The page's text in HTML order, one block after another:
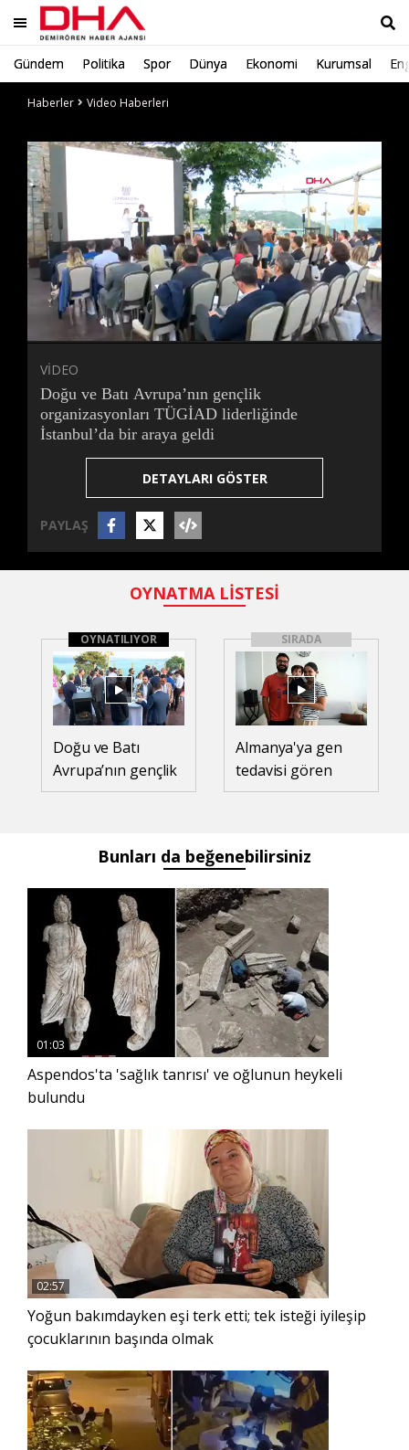
Gündem Politika Spor Dünya Ekonomi Kurumsal
Haberler
Video Haberleri
Süre
/
Toplam
Süre Yüklendi
0%
Yükleniyor
0%
VİDEO
Doğu ve Batı Avrupa’nın gençlik
organizasyonları TÜGİAD liderliğinde
İstanbul’da bir araya geldi
DETAYLARI GÖSTER
PAYLAŞ
OYNATMA LİSTESİ
OYNATILIYOR
Doğu ve Batı
Avrupa’nın gençlik
organizasyonları
İstanbul’da bir
araya geldi
SIRADA
Almanya'ya gen
tedavisi gören
SMA'lı Teoman
Bunları da beğenebilirsiniz
01:03
Aspendos'ta 'sağlık tanrısı' ve oğlunun heykeli
bulundu
02:57
Yoğun bakımdayken eşi terk etti; tek isteği iyileşip
çocuklarının başında olmak